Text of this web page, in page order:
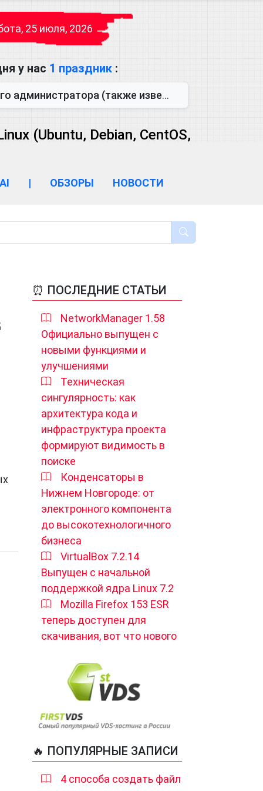
25 июля, 2026
у нас 1 праздник :
известен как День сисадмина) — праздник, который отмечается...
(Ubuntu, Debian, CentOS,
AI | ОБЗОРЫ НОВОСТИ
⏰ ПОСЛЕДНИЕ СТАТЬИ
NetworkManager 1.58
Официально выпущен с
новыми функциями и
улучшениями
Техническая
сингулярность: как
архитектура кода и
инфраструктура проекта
формируют видимость в
поиске
Конденсаторы в
Нижнем Новгороде: от
электронного компонента
до высокотехнологичного
бизнеса
VirtualBox 7.2.14
Выпущен с начальной
поддержкой ядра Linux 7.2
Mozilla Firefox 153 ESR
теперь доступен для
скачивания, вот что нового
🔥 ПОПУЛЯРНЫЕ ЗАПИСИ
4 способа создать файл